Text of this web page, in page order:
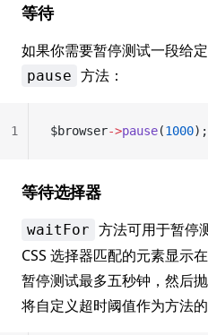
等待
如果你需要暂停测试一段给
pause 方法：
$browser->pause(1000);
1
等待选择器
waitFor 方法可用于暂停
CSS 选择器匹配的元素显示
暂停测试最多五秒钟，然后
将自定义超时阈值作为方法